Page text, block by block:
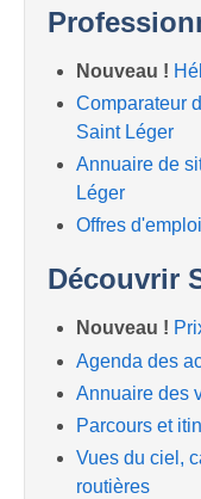
Nouveau !
Comparateur
Saint Léger
Annuaire de
Léger
Offres
Découvrir
Nouveau !
Agenda des
Annuaire des
Parcours et
Vues du ciel,
routières